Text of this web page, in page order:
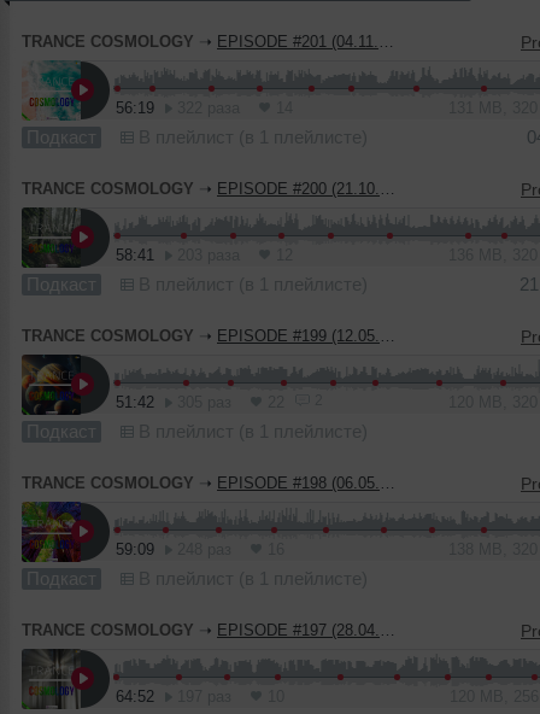
TRANCE COSMOLOGY ➝ EPISODE #201 (04.11.2023)
56:19
Подкаст В плейлист (в 1 плейлисте)
TRANCE COSMOLOGY ➝ EPISODE #200 (21.10.2023)
58:41
Подкаст В плейлист (в 1 плейлисте)
TRANCE COSMOLOGY ➝ EPISODE #199 (12.05.2023)
51:42
Подкаст В плейлист (в 1 плейлисте)
TRANCE COSMOLOGY ➝ EPISODE #198 (06.05.2023)
59:09
Подкаст В плейлист (в 1 плейлисте)
TRANCE COSMOLOGY ➝ EPISODE #197 (28.04.2023)
64:52